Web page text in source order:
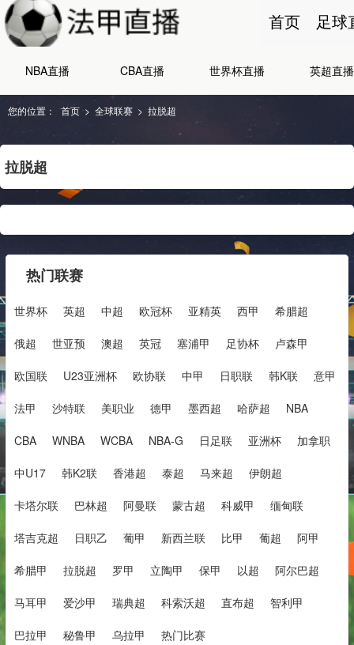
首页 足球
NBA直播 CBA直播 世界杯直播 英超直播
您的位置： 首页 > 全球联赛 > 拉脱超
拉脱超
热门联赛
世界杯 英超 中超 欧冠杯 亚精英 西甲 希腊超
俄超 世亚预 澳超 英冠 塞浦甲 足协杯 卢森甲
欧国联 U23亚洲杯 欧协联 中甲 日职联 韩K联 意甲
法甲 沙特联 美职业 德甲 墨西超 哈萨超 NBA
CBA WNBA WCBA NBA-G 日足联 亚洲杯 加拿职
中U17 韩K2联 香港超 泰超 马来超 伊朗超
卡塔尔联 巴林超 阿曼联 蒙古超 科威甲 缅甸联
塔吉克超 日职乙 葡甲 新西兰联 比甲 葡超 阿甲
希腊甲 拉脱超 罗甲 立陶甲 保甲 以超 阿尔巴超
马耳甲 爱沙甲 瑞典超 科索沃超 直布超 智利甲
巴拉甲 秘鲁甲 乌拉甲 热门比赛